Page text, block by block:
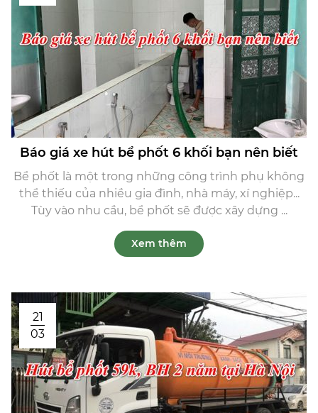
Báo giá xe hút bể phốt 6 khối bạn nên biết
Bể phốt là một trong những công trình phụ không
thể thiếu của nhiều gia đình, nhà máy, xí nghiệp...
Tùy vào nhu cầu, bể phốt sẽ được xây dựng ...
Xem thêm
21
03